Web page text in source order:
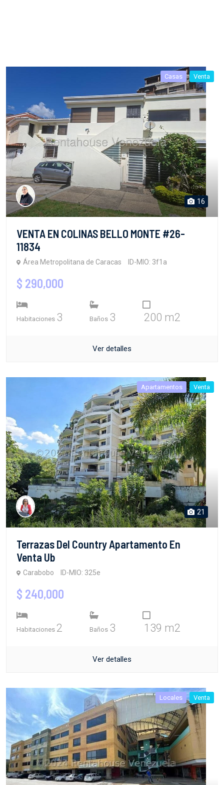
Casas Venta
16
VENTA EN COLINAS BELLO MONTE #26-
11834
Área Metropolitana de Caracas ID-MIO: 3f1a
$ 290,000
Habitaciones 3 Baños 3 200 m2
Ver detalles
Apartamentos Venta
21
Terrazas Del Country Apartamento En
Venta Ub
Carabobo ID-MIO: 325e
$ 240,000
Habitaciones 2 Baños 3 139 m2
Ver detalles
Locales Venta